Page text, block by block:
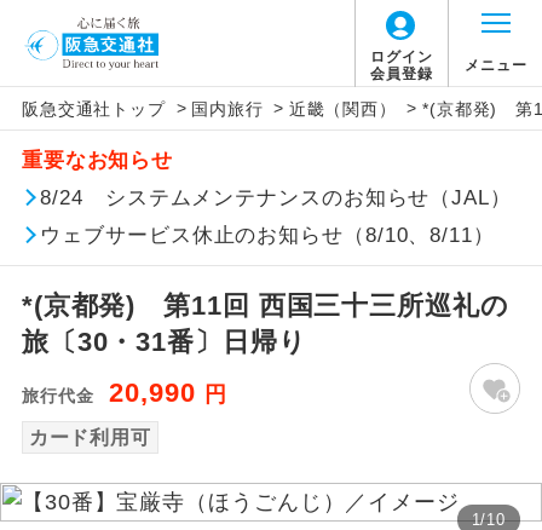
ログイン
会員登録
メニュー
阪急交通社トップ > 国内旅行 > 近畿（関西） > *(京都発) 第
重要なお知らせ
8/24 システムメンテナンスのお知らせ（JAL）
ウェブサービス休止のお知らせ（8/10、8/11）
*(京都発) 第11回 西国三十三所巡礼の
旅〔30・31番〕日帰り
旅行代金 20,990 円
カード利用可
1/10
アイコン 説明
添乗員同行
往路出発空港（駅）から復路到着空港
（駅）まで同行します。
現地添乗員同
行
現地到着空港（駅）から最終日出発空港
（駅）まで添乗員が同行します。
バスガイド乗
バスガイドが乗務し、車内での観光案内
があります。
新コース
世界遺産
ユネスコに登録されている文化遺産や自